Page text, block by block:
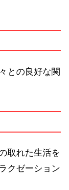
との良好な関
取れた生活を
クゼーション